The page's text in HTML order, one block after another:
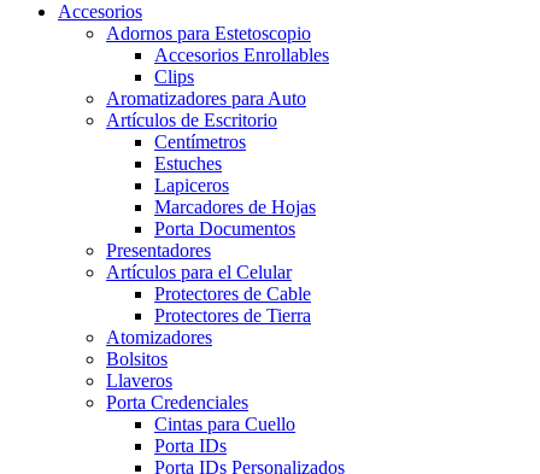
Accesorios
Adornos para Estetoscopio
Accesorios Enrollables
Clips
Aromatizadores para Auto
Artículos de Escritorio
Centímetros
Estuches
Lapiceros
Marcadores de Hojas
Porta Documentos
Presentadores
Artículos para el Celular
Protectores de Cable
Protectores de Tierra
Atomizadores
Bolsitos
Llaveros
Porta Credenciales
Cintas para Cuello
Porta IDs
Porta IDs Personalizados